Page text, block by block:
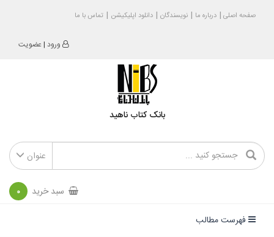
صفحه اصلی درباره ما نویسندگان دانلود اپلیکیشن تماس با ما
ورود |عضویت
بانک کتاب ناهید
عنوان
سبد خرید 0
فهرست مطالب